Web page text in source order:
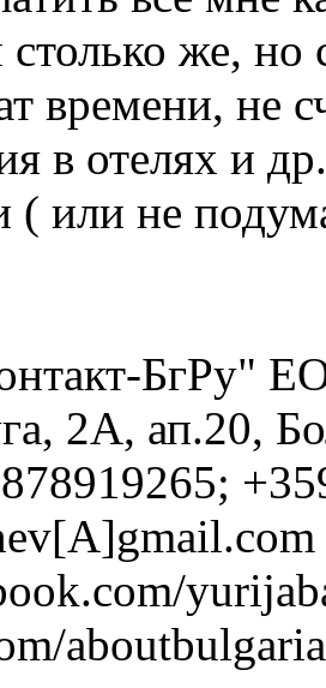
столько же,
времени, не
в отелях и
( или не
БгРу"
2А, ап.20,
aboutbulgaria